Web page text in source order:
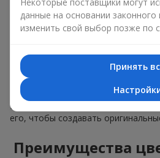
объяснений.
Внимание ценителей цветов
гармонии. Он эффектно
и прекрасно вписывается в
по себе, так и в комбинации с
поэтому ирис давно стал
И мы, в цветочном сервисе
его, чтобы создавать
Преимущества
данные на основании
изменить свой выбор позже по
Принять